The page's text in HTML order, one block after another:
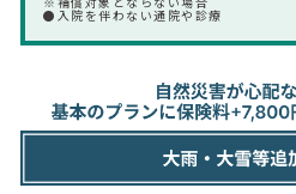
●入院を伴わない通院や診療